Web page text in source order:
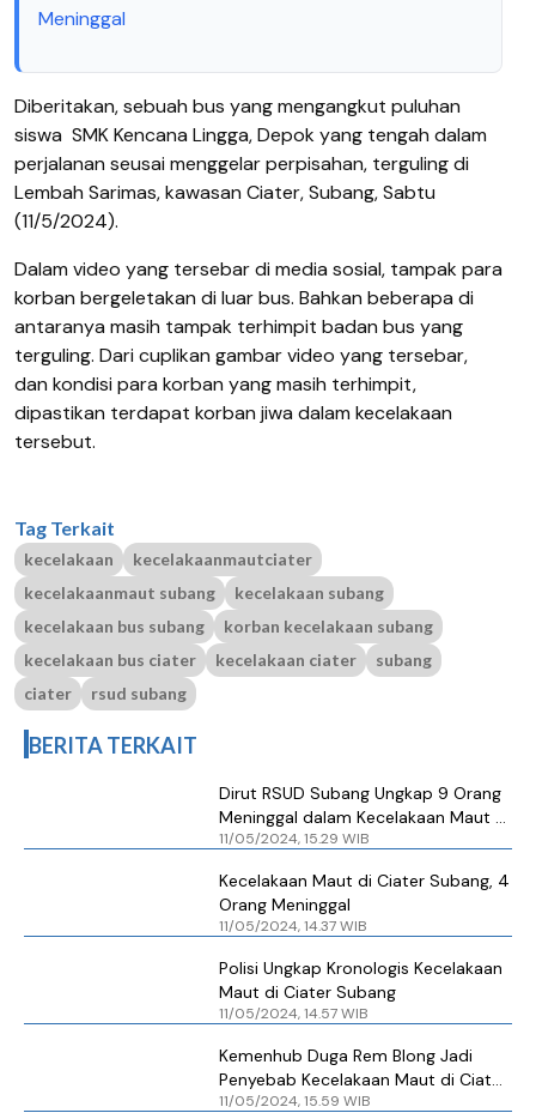
Meninggal
Diberitakan, sebuah bus yang mengangkut puluhan
siswa SMK Kencana Lingga, Depok yang tengah dalam
perjalanan seusai menggelar perpisahan, terguling di
Lembah Sarimas, kawasan Ciater, Subang, Sabtu
(11/5/2024).
Dalam video yang tersebar di media sosial, tampak para
korban bergeletakan di luar bus. Bahkan beberapa di
antaranya masih tampak terhimpit badan bus yang
terguling. Dari cuplikan gambar video yang tersebar,
dan kondisi para korban yang masih terhimpit,
dipastikan terdapat korban jiwa dalam kecelakaan
tersebut.
Tag Terkait
kecelakaan
kecelakaanmautciater
kecelakaanmaut subang
kecelakaan subang
kecelakaan bus subang
korban kecelakaan subang
kecelakaan bus ciater
kecelakaan ciater
subang
ciater
rsud subang
BERITA TERKAIT
Dirut RSUD Subang Ungkap 9 Orang
Meninggal dalam Kecelakaan Maut di
Ciater
11/05/2024, 15.29 WIB
Kecelakaan Maut di Ciater Subang, 4
Orang Meninggal
11/05/2024, 14.37 WIB
Polisi Ungkap Kronologis Kecelakaan
Maut di Ciater Subang
11/05/2024, 14.57 WIB
Kemenhub Duga Rem Blong Jadi
Penyebab Kecelakaan Maut di Ciater
Subang
11/05/2024, 15.59 WIB